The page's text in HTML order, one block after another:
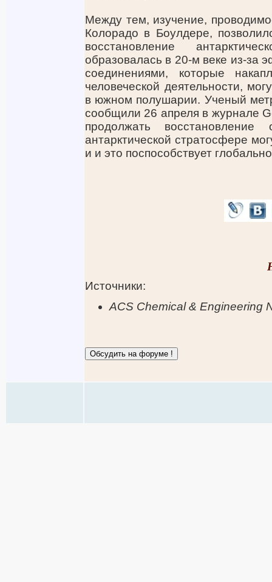
Между тем, изучение,
Колорадо в Боулдере,
восстановление
образовалась в 20-м веке из-за
соединениями, которые
человеческой деятельности,
в южном полушарии. Ученый
сообщили 26 апреля в журнале
продолжать
антарктической стратосфере
и и это поспособствует
Источники:
ACS Chemical & Engineering